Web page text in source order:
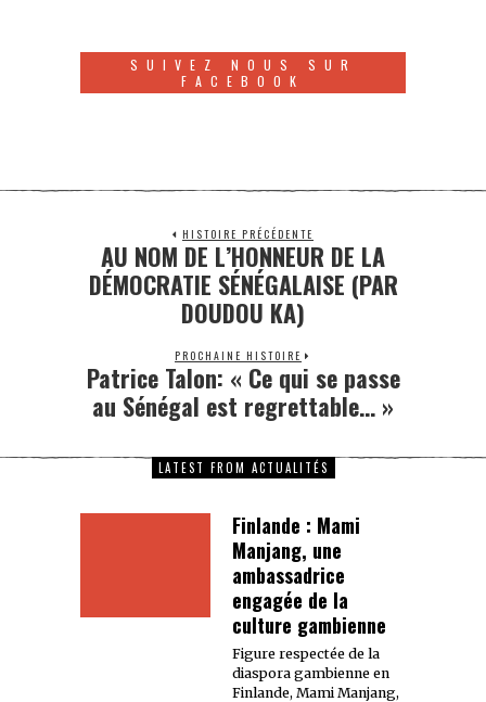
SUIVEZ NOUS SUR
FACEBOOK
HISTOIRE PRÉCÉDENTE
AU NOM DE L’HONNEUR DE LA
DÉMOCRATIE SÉNÉGALAISE (PAR
DOUDOU KA)
PROCHAINE HISTOIRE
Patrice Talon: « Ce qui se passe
au Sénégal est regrettable… »
LATEST FROM ACTUALITÉS
Finlande : Mami
Manjang, une
ambassadrice
engagée de la
culture gambienne
Figure respectée de la
diaspora gambienne en
Finlande, Mami Manjang,